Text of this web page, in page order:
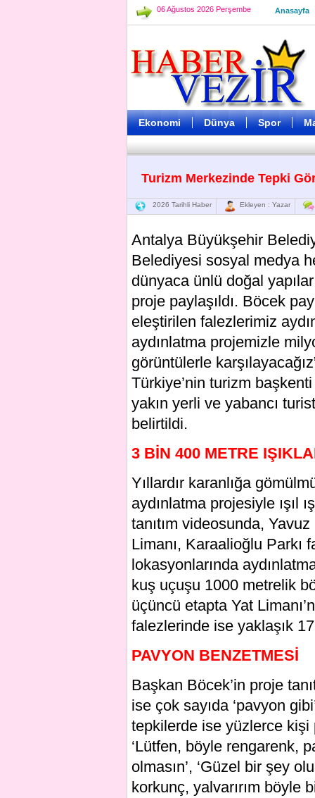
06 Ağustos 2026 Perşembe Anasayfa
Ekonomi Dünya Spor
Turizm Merkezinde Tepki
2026 Tarihli Haber Ekleyen : Yazar
Antalya Büyükşehir
Belediyesi sosyal medya
dünyaca ünlü doğal
proje paylaşıldı. Böcek
eleştirilen falezlerimiz
aydınlatma projemizle
görüntülerle
Türkiye’nin turizm başkenti
yakın yerli ve yabancı
belirtildi.
3 BİN 400 METRE
Yıllardır karanlığa
aydınlatma projesiyle ışıl
tanıtım videosunda,
Limanı, Karaalioğlu Parkı
lokasyonlarında
kuş uçuşu 1000 metrelik
üçüncü etapta Yat
falezlerinde ise yaklaşık
PAVYON BENZETMESİ
Başkan Böcek’in proje
ise çok sayıda ‘pavyon
tepkilerde ise yüzlerce kişi
‘Lütfen, böyle rengarenk,
olmasın’, ‘Güzel bir şey
korkunç, yalvarırım böyle